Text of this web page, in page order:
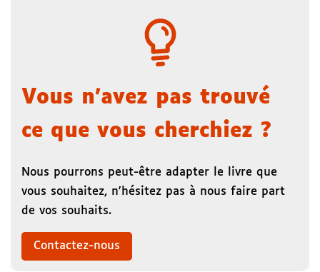
Vous n'avez pas trouvé
ce que vous cherchiez ?
Nous pourrons peut-être adapter le livre que
vous souhaitez, n'hésitez pas à nous faire part
de vos souhaits.
Contactez-nous